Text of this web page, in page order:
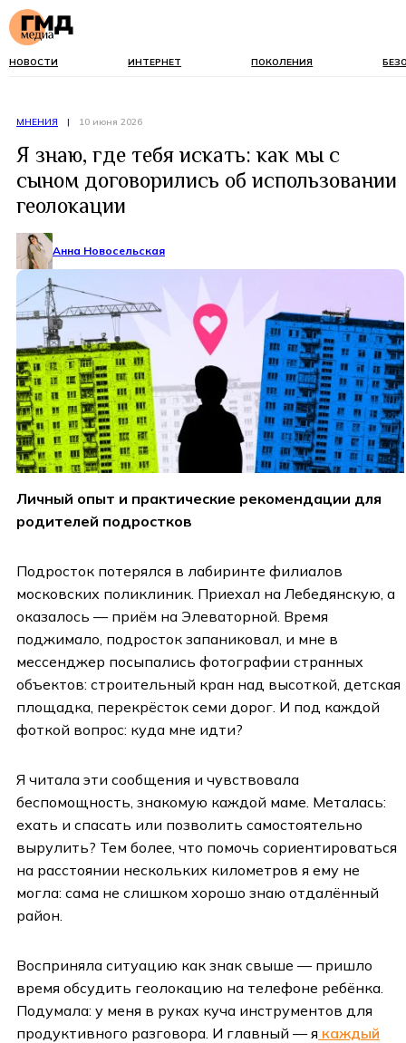
НОВОСТИ ИНТЕРНЕТ ПОКОЛЕНИЯ
МНЕНИЯ | 10 июня 2026
Я знаю, где тебя искать: как мы с
сыном договорились об использовании
геолокации
Анна Новосельская
Личный опыт и практические рекомендации для
родителей подростков
Подросток потерялся в лабиринте филиалов
московских поликлиник. Приехал на Лебедянскую, а
оказалось — приём на Элеваторной. Время
поджимало, подросток запаниковал, и мне в
мессенджер посыпались фотографии странных
объектов: строительный кран над высоткой, детская
площадка, перекрёсток семи дорог. И под каждой
фоткой вопрос: куда мне идти?
Я читала эти сообщения и чувствовала
беспомощность, знакомую каждой маме. Металась:
ехать и спасать или позволить самостоятельно
вырулить? Тем более, что помочь сориентироваться
на расстоянии нескольких километров я ему не
могла: сама не слишком хорошо знаю отдалённый
район.
Восприняла ситуацию как знак свыше — пришло
время обсудить геолокацию на телефоне ребёнка.
Подумала: у меня в руках куча инструментов для
продуктивного разговора. И главный — я каждый